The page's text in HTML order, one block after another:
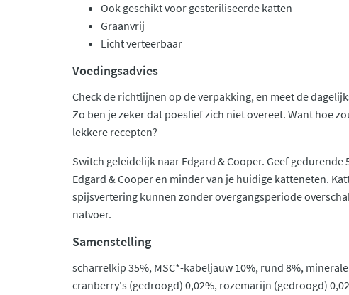
Ook geschikt voor gesteriliseerde katten
Graanvrij
Licht verteerbaar
Voedingsadvies
Check de richtlijnen op de verpakking, en meet de
Zo ben je zeker dat poeslief zich niet overeet. Want hoe
lekkere recepten?
Switch geleidelijk naar Edgard & Cooper. Geef gedurende
Edgard & Cooper en minder van je huidige katteneten.
spijsvertering kunnen zonder overgangsperiode
natvoer.
Samenstelling
scharrelkip 35%, MSC*-kabeljauw 10%, rund 8%,
cranberry's (gedroogd) 0,02%, rozemarijn (gedroogd)